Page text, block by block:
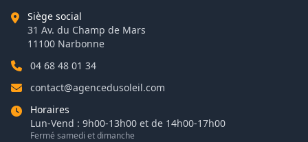
Siège social
31 Av. du Champ de Mars
11100 Narbonne
04 68 48 01 34
contact@agencedusoleil.com
Horaires
Lun-Vend : 9h00-13h00 et de 14h00-17h00
Fermé samedi et dimanche